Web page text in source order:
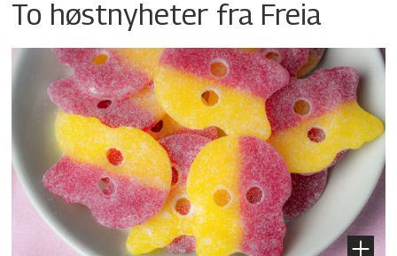
To høstnyheter fra Freia